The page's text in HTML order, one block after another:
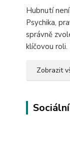
Hubnutí
Psychika,
správně
klíčovou roli.
Zobrazit